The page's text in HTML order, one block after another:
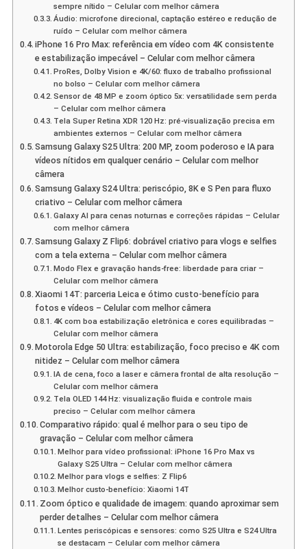
sempre nítido – Celular com melhor câmera
Áudio: microfone direcional, captação estéreo e redução de
ruído – Celular com melhor câmera
iPhone 16 Pro Max: referência em vídeo com 4K consistente
e estabilização impecável – Celular com melhor câmera
ProRes, Dolby Vision e 4K/60: fluxo de trabalho profissional
no bolso – Celular com melhor câmera
Sensor de 48 MP e zoom óptico 5x: versatilidade sem perda
– Celular com melhor câmera
Tela Super Retina XDR 120 Hz: pré-visualização precisa em
ambientes externos – Celular com melhor câmera
Samsung Galaxy S25 Ultra: 200 MP, zoom poderoso e IA para
vídeos nítidos em qualquer cenário – Celular com melhor
câmera
Samsung Galaxy S24 Ultra: periscópio, 8K e S Pen para fluxo
criativo – Celular com melhor câmera
Galaxy AI para cenas noturnas e correções rápidas – Celular
com melhor câmera
Samsung Galaxy Z Flip6: dobrável criativo para vlogs e selfies
com a tela externa – Celular com melhor câmera
Modo Flex e gravação hands-free: liberdade para criar –
Celular com melhor câmera
Xiaomi 14T: parceria Leica e ótimo custo-benefício para
fotos e vídeos – Celular com melhor câmera
4K com boa estabilização eletrônica e cores equilibradas –
Celular com melhor câmera
Motorola Edge 50 Ultra: estabilização, foco preciso e 4K com
nitidez – Celular com melhor câmera
IA de cena, foco a laser e câmera frontal de alta resolução –
Celular com melhor câmera
Tela OLED 144 Hz: visualização fluida e controle mais
preciso – Celular com melhor câmera
Comparativo rápido: qual é melhor para o seu tipo de
gravação – Celular com melhor câmera
Melhor para vídeo profissional: iPhone 16 Pro Max vs
Galaxy S25 Ultra – Celular com melhor câmera
Melhor para vlogs e selfies: Z Flip6
Melhor custo-benefício: Xiaomi 14T
Zoom óptico e qualidade de imagem: quando aproximar sem
perder detalhes – Celular com melhor câmera
Lentes periscópicas e sensores: como S25 Ultra e S24 Ultra
se destacam – Celular com melhor câmera